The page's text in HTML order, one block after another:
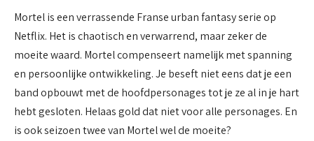
Mortel is een verrassende Franse urban fantasy serie op
Netflix. Het is chaotisch en verwarrend, maar zeker de
moeite waard. Mortel compenseert namelijk met spanning
en persoonlijke ontwikkeling. Je beseft niet eens dat je een
band opbouwt met de hoofdpersonages tot je ze al in je hart
hebt gesloten. Helaas gold dat niet voor alle personages. En
is ook seizoen twee van Mortel wel de moeite?